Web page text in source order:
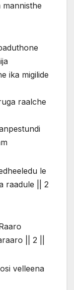
mannisthe
ika migilide
raalche
le
raadule || 2
|| 2 ||
velleena